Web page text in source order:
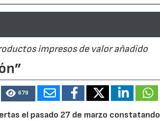
impresos de valor añadido
679
el pasado 27 de marzo constatando